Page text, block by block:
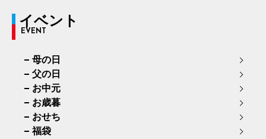
イベント
EVENT
母の日
父の日
お中元
お歳暮
おせち
福袋